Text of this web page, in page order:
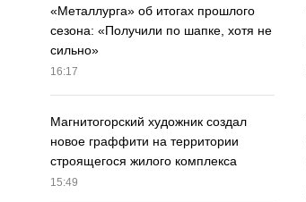
«Металлурга» об итогах прошлого
сезона: «Получили по шапке, хотя не
сильно»
16:17
Магнитогорский художник создал
новое граффити на территории
строящегося жилого комплекса
15:49